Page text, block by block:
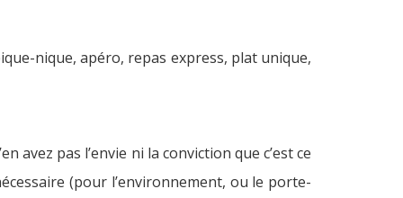
nique, apéro, repas express, plat unique,
avez pas l’envie ni la conviction que c’est ce
(pour l’environnement, ou le porte-